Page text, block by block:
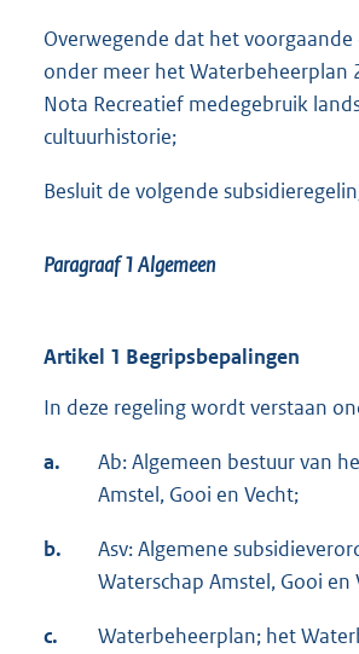
Overwegende dat het
onder meer het Waterbeheerplan
Nota Recreatief medegebruik
cultuurhistorie;
Besluit de volgende
Paragraaf 1Algemeen
Artikel 1 Begripsbepalingen
In deze regeling wordt verstaan
a.
Ab: Algemeen bestuur van
Amstel, Gooi en Vecht;
b.
Asv: Algemene
Waterschap Amstel, Gooi en
c.
Waterbeheerplan; het